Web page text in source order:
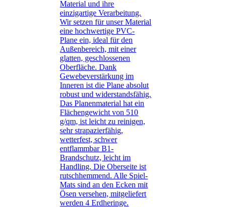
Material und ihre
einzigartige Verarbeitung.
Wir setzen für unser Material
eine hochwertige PVC-
Plane ein, ideal für den
Außenbereich, mit einer
glatten, geschlossenen
Oberfläche. Dank
Gewebeverstärkung im
Inneren ist die Plane absolut
robust und widerstandsfähig.
Das Planenmaterial hat ein
Flächengewicht von 510
g/qm, ist leicht zu reinigen,
sehr strapazierfähig,
wetterfest, schwer
entflammbar B1-
Brandschutz, leicht im
Handling. Die Oberseite ist
rutschhemmend. Alle Spiel-
Mats sind an den Ecken mit
Ösen versehen, mitgeliefert
werden 4 Erdheringe.